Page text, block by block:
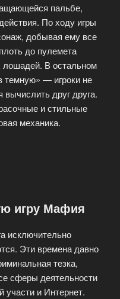
пальбе,
По ходу игры
добывая ему все
до пулемета
лошадей. В остальном
темную» — игроки не
вычислить друг друга.
и стильные
механика.
игру Мафия
исключительно
Эти времена давно
тезка,
сферы деятельности
участи и Интернет.